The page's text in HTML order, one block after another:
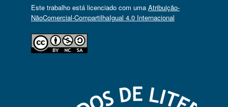
Este trabalho está licenciado com uma Atribuição-
NãoComercial-CompartilhaIgual 4.0 Internacional